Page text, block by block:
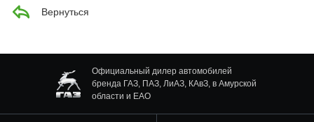
Вернуться
Официальный дилер автомобилей
бренда ГАЗ, ПАЗ, ЛиАЗ, КАвЗ, в Амурской
области и ЕАО